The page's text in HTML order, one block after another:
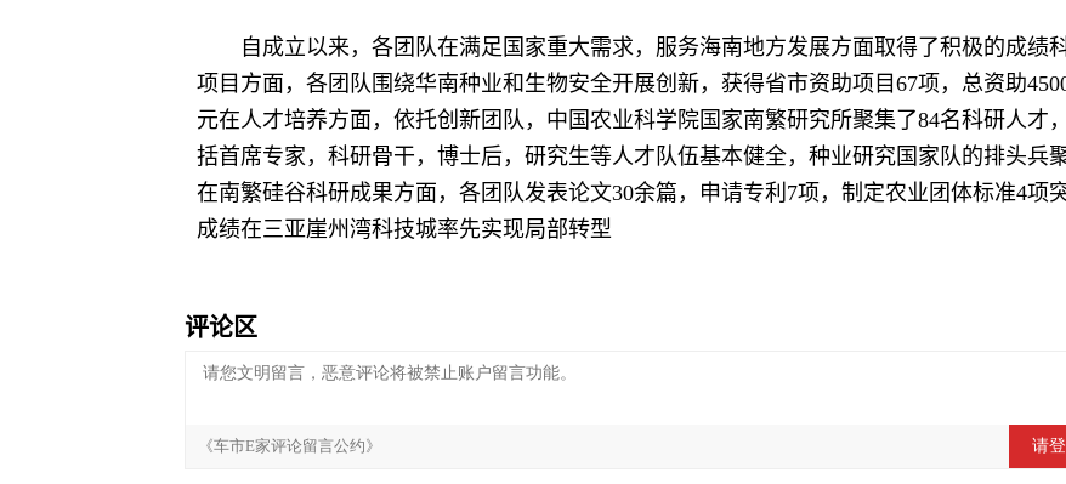
自成立以来，各团队在满足国家重大需求，服务海南地方发展方面取得了积极的成绩
项目方面，各团队围绕华南种业和生物安全开展创新，获得省市资助项目67项，总资助
元在人才培养方面，依托创新团队，中国农业科学院国家南繁研究所聚集了84名科研人才
括首席专家，科研骨干，博士后，研究生等人才队伍基本健全，种业研究国家队的排头兵
在南繁硅谷科研成果方面，各团队发表论文30余篇，申请专利7项，制定农业团体标准4项
成绩在三亚崖州湾科技城率先实现局部转型
评论区